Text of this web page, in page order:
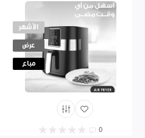
الأشهر
عرض
مباع
0